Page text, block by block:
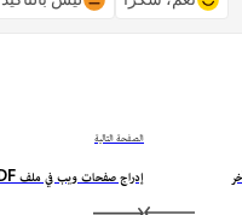
الصفحة التالية
إدراج صفحات ويب في ملف PDF